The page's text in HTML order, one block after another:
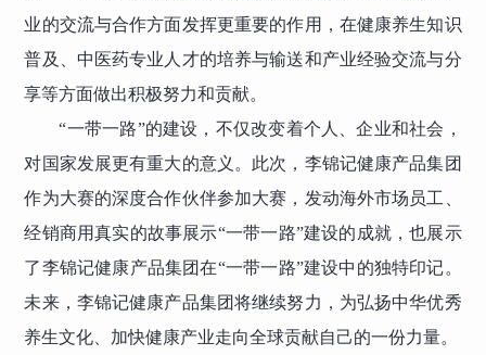
业的交流与合作方面发挥更重要的作用，在健康养生知识
普及、中医药专业人才的培养与输送和产业经验交流与分
享等方面做出积极努力和贡献。
“一带一路”的建设，不仅改变着个人、企业和社会，
对国家发展更有重大的意义。此次，李锦记健康产品集团
作为大赛的深度合作伙伴参加大赛，发动海外市场员工、
经销商用真实的故事展示“一带一路”建设的成就，也展示
了李锦记健康产品集团在“一带一路”建设中的独特印记。
未来，李锦记健康产品集团将继续努力，为弘扬中华优秀
养生文化、加快健康产业走向全球贡献自己的一份力量。